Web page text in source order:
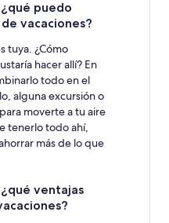
puedo
vacaciones?
tuya. ¿Cómo
hacer allí? En
todo en el
alguna excursión o
moverte a tu aire
tenerlo todo ahí,
más de lo que
ventajas